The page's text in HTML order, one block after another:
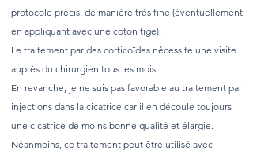
protocole précis, de manière très fine (éventuellement
en appliquant avec une coton tige).
Le traitement par des corticoïdes nécessite une visite
auprès du chirurgien tous les mois.
En revanche, je ne suis pas favorable au traitement par
injections dans la cicatrice car il en découle toujours
une cicatrice de moins bonne qualité et élargie.
Néanmoins, ce traitement peut être utilisé avec